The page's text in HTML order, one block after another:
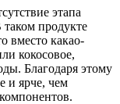
этапа
продукте
вместо какао-
кокосовое,
Благодаря этому
и ярче, чем